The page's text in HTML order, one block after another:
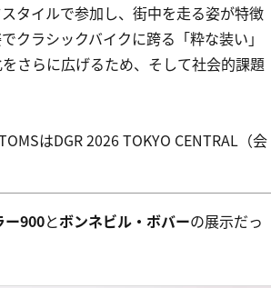
タイルで参加し、街中を走る姿が特徴
クラシックバイクに跨る「粋な装い」
さらに広げるため、そして社会的課題
はDGR 2026 TOKYO CENTRAL（会
ー900とボンネビル・ボバーの展示だっ